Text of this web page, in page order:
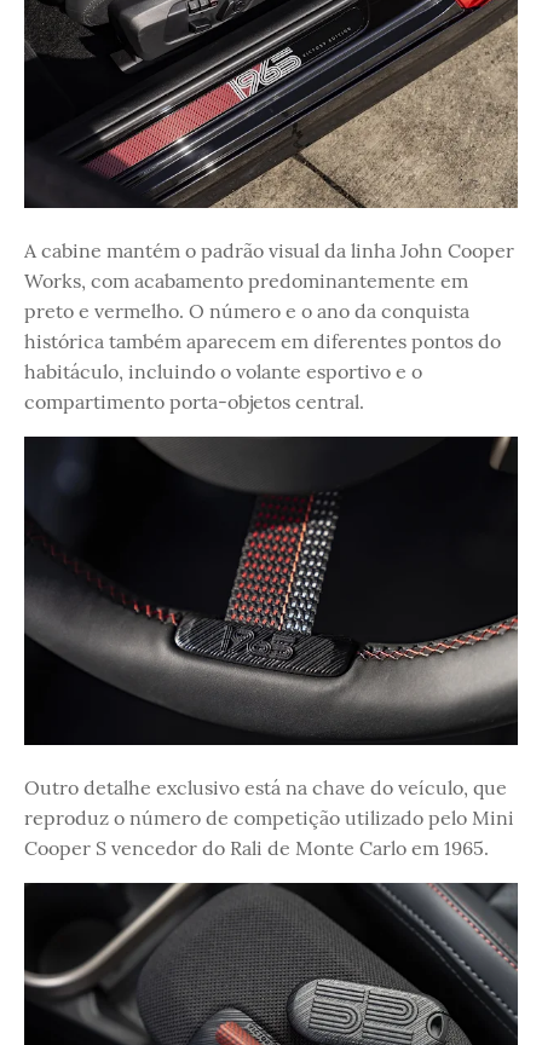
A cabine mantém o padrão visual da linha John Cooper
Works, com acabamento predominantemente em
preto e vermelho. O número e o ano da conquista
histórica também aparecem em diferentes pontos do
habitáculo, incluindo o volante esportivo e o
compartimento porta-objetos central.
Outro detalhe exclusivo está na chave do veículo, que
reproduz o número de competição utilizado pelo Mini
Cooper S vencedor do Rali de Monte Carlo em 1965.